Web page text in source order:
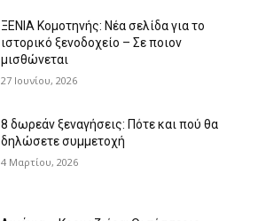
ΞΕΝΙΑ Κομοτηνής: Νέα σελίδα για το
ιστορικό ξενοδοχείο – Σε ποιον
μισθώνεται
27 Ιουνίου, 2026
8 δωρεάν ξεναγήσεις: Πότε και πού θα
δηλώσετε συμμετοχή
4 Μαρτίου, 2026